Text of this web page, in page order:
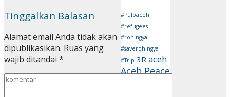
#Puloaceh
#refugees
#rohingya
#saverohingya
#Trip 3R aceh
Aceh Peace
Tinggalkan Balasan
Alamat email Anda tidak akan
dipublikasikan. Ruas yang
wajib ditandai *